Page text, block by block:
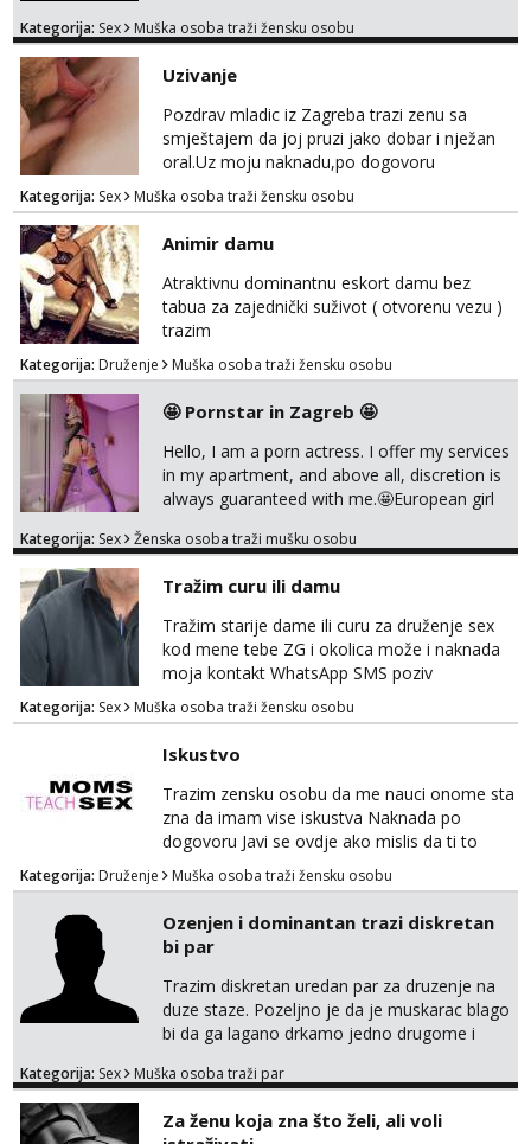
ozbiljne žene koje su se našle u mom oglasu.
Kategorija: Sex Muška osoba traži žensku osobu
Uzivanje
Pozdrav mladic iz Zagreba trazi zenu sa
smještajem da joj pruzi jako dobar i nježan
oral.Uz moju naknadu,po dogovoru
.Diskrecija osigurana.
Kategorija: Sex Muška osoba traži žensku osobu
Animir damu
Atraktivnu dominantnu eskort damu bez
tabua za zajednički suživot ( otvorenu vezu )
trazim
Kategorija: Druženje Muška osoba traži žensku osobu
🤩 Pornstar in Zagreb 🤩
Hello, I am a porn actress. I offer my services
in my apartment, and above all, discretion is
always guaranteed with me.🤩European girl
sex,domination,and oral with condom cause
also my own health 😘 i dont do anal or
kissing
Kategorija: Sex Ženska osoba traži mušku osobu
Tražim curu ili damu
Tražim starije dame ili curu za druženje sex
kod mene tebe ZG i okolica može i naknada
moja kontakt WhatsApp SMS poziv
Kategorija: Sex Muška osoba traži žensku osobu
Iskustvo
Trazim zensku osobu da me nauci onome sta
zna da imam vise iskustva Naknada po
dogovoru Javi se ovdje ako mislis da ti to
mozes
Kategorija: Druženje Muška osoba traži žensku osobu
Ozenjen i dominantan trazi diskretan
bi par
Trazim diskretan uredan par za druzenje na
duze staze. Pozeljno je da je muskarac blago
bi da ga lagano drkamo jedno drugome i
iskustva sa cuckold i volio bih upoznati bracni
necemu. Ja sam nepusac, cist, uredan i
Kategorija: Sex Muška osoba traži par
Za ženu koja zna što želi, ali voli